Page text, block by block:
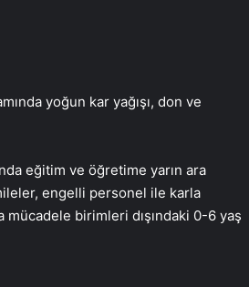
yoğun kar yağışı, don ve
eğitim ve öğretime yarın ara
engelli personel ile karla
mücadele birimleri dışındaki 0-6 yaş